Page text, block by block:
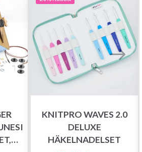
KNITPRO WAVES 2.0
DELUXE
HÄKELNADELSET